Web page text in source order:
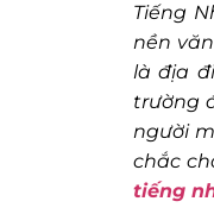
Tiếng
nền
là địa
trường
người
chắc
tiếng